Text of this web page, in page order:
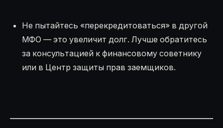
Не пытайтесь «перекредитоваться» в другой
МФО — это увеличит долг. Лучше обратитесь
за консультацией к финансовому советнику
или в Центр защиты прав заемщиков.